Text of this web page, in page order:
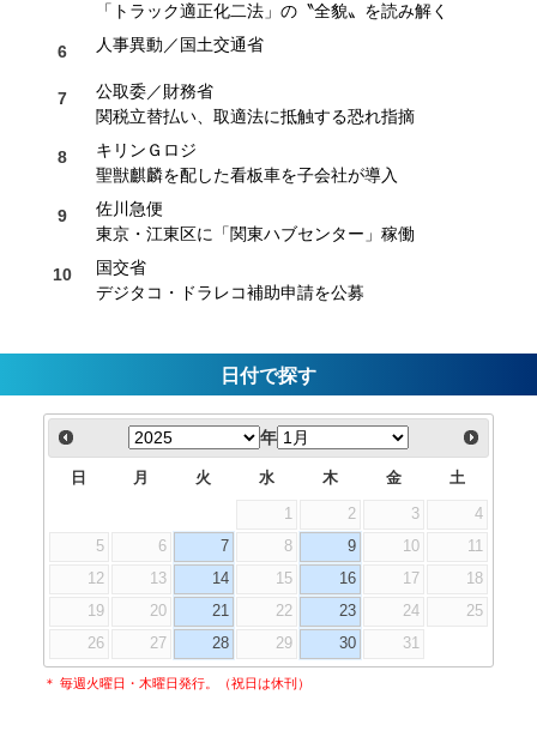
「トラック適正化二法」の〝全貌〟を読み解く
人事異動／国土交通省
公取委／財務省
関税立替払い、取適法に抵触する恐れ指摘
キリンＧロジ
聖獣麒麟を配した看板車を子会社が導入
佐川急便
東京・江東区に「関東ハブセンター」稼働
国交省
デジタコ・ドラレコ補助申請を公募
日付で探す
年
日 月 火 水 木 金 土
1 2 3
4
5
6 7 8 9 10
11
12
13 14 15 16 17
18
19
20 21 22 23 24
25
26
27 28 29 30 31
＊ 毎週火曜日・木曜日発行。（祝日は休刊）